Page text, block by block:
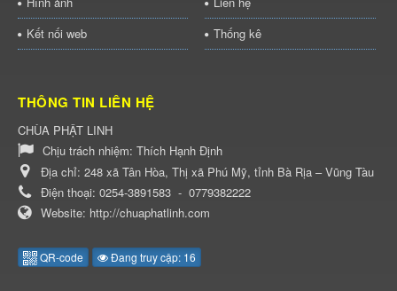
Kết nối web
Thống kê
THÔNG TIN LIÊN HỆ
CHÙA PHẬT LINH
Chịu trách nhiệm: Thích Hạnh Định
Địa chỉ: 248 xã Tân Hòa, Thị xã Phú Mỹ, tỉnh Bà Rịa – Vũng Tàu
Điện thoại: 0254-3891583 - 0779382222
Website: http://chuaphatlinh.com
QR-code Đang truy cập: 16